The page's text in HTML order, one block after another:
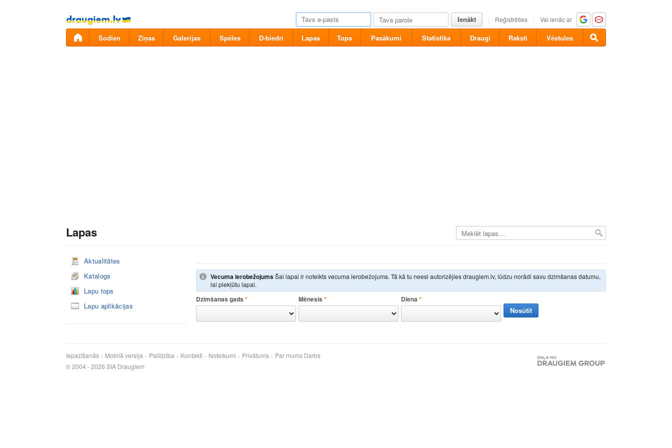
Pāriet
uz
saturu
Ienākt Reģistrēties Vai ienāc ar
Šodien Ziņas Galerijas Spēles D-biedri Lapas Tops Pasākumi Statistika Draugi Raksti Vēstules
Lapas
Aktualitātes
Katalogs
Lapu tops
Lapu aplikācijas
Vecuma ierobežojumsŠai lapai ir noteikts vecuma ierobežojums. Tā kā tu neesi autorizējies draugiem.lv, lūdzu norādi savu dzimšanas datumu,
lai piekļūtu lapai.
Dzimšanas gads * Mēnesis * Diena *
Nosūtīt
Iepazīšanās Mobilā versija Palīdzība Kontakti Noteikumi Privātums Par mums Darbs
© 2004 - 2026 SIA Draugiem